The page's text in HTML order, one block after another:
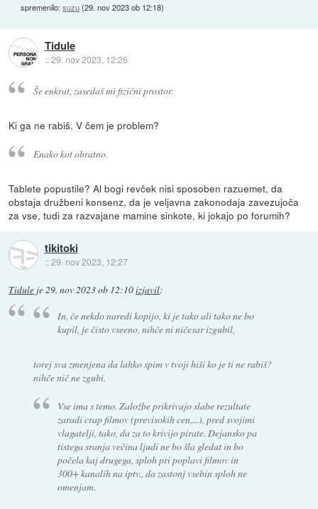
spremenilo:suzu(29. nov 2023 ob 12:18)
Tidule
::29. nov 2023, 12:26
Še enkrat, zasedaš mi fizični prostor.
Ki ga ne rabiš. V čem je problem?
Enako kot obratno.
Tablete popustile? Al bogi revček nisi sposoben razuemet, da
obstaja družbeni konsenz, da je veljavna zakonodaja zavezujoča
za vse, tudi za razvajane mamine sinkote, ki jokajo po forumih?
tikitoki
::29. nov 2023, 12:27
Tidule je29. nov 2023 ob 12:10izjavil:
In, če nekdo naredi kopijo, ki je tako ali tako ne bo
kupil, je čisto vseeno, nihče ni ničesar izgubil,
torej sva zmenjena da lahko spim v tvoji hiši ko je ti ne rabiš?
nihče nič ne zgubi.
Vse ima s temo. Založbe prikrivajo slabe rezultate
zaradi crap filmov (previsokih cen,...), pred svojimi
vlagatelji, tako, da za to krivijo pirate. Dejansko pa
tistega sranja večina ljudi ne bo šla gledat in bo
počela kaj drugega, sploh pri poplavi filmov in
300+ kanalih na iptv., da zastonj vsebin sploh ne
omenjam.